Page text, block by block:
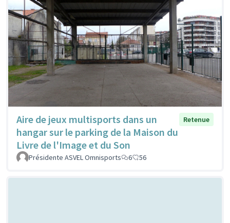
Aire de jeux multisports dans un
hangar sur le parking de la Maison du
Livre de l'Image et du Son
Retenue
Présidente ASVEL Omnisports 6 56